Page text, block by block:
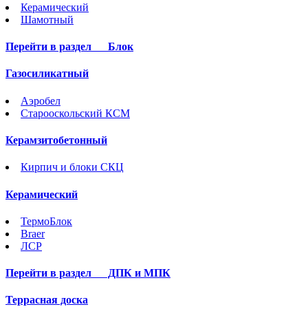
Керамический
Шамотный
Перейти в раздел Блок
Газосиликатный
Аэробел
Старооскольский КСМ
Керамзитобетонный
Кирпич и блоки СКЦ
Керамический
ТермоБлок
Braer
ЛСР
Перейти в раздел ДПК и МПК
Террасная доска